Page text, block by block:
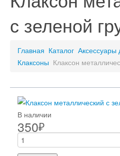
с зеленой
Главная Каталог Аксессуары
Клаксоны Клаксон
В наличии
350₽